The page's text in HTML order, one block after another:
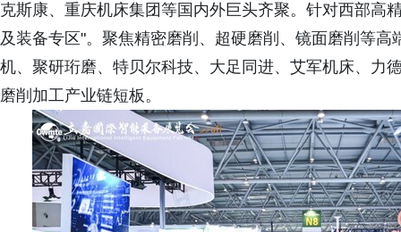
克斯康、重庆机床集团等国内外巨头齐聚。针对西部高
及装备专区"。聚焦精密磨削、超硬磨削、镜面磨削等
机、聚研珩磨、特贝尔科技、大足同进、艾军机床、力
磨削加工产业链短板。